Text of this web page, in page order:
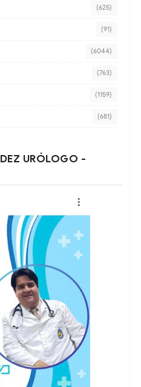
(625)
(91)
(6044)
(763)
(1159)
(681)
URÓLOGO -